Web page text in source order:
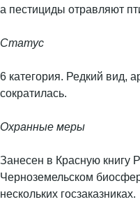
а пестициды отравляют
Статус
6 категория. Редкий вид,
сократилась.
Охранные меры
Занесен в Красную книгу
Черноземельском
нескольких госзаказниках.